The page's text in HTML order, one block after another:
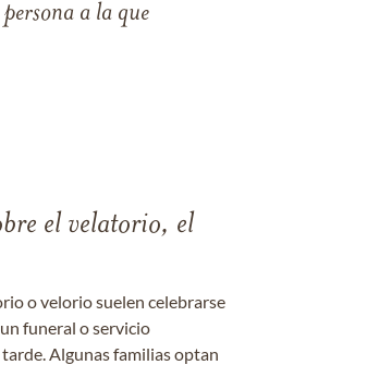
a la que
el velatorio, el
o velorio suelen celebrarse
funeral o servicio
Algunas familias optan